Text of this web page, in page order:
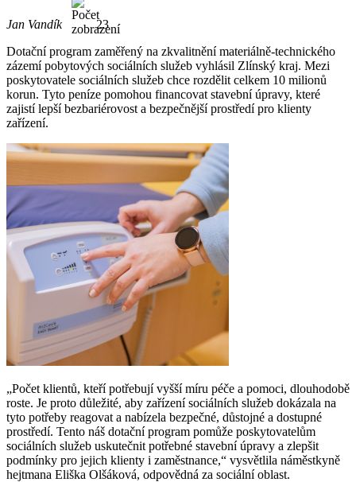
Jan Vandík
23
Dotační program zaměřený na zkvalitnění materiálně-technického
zázemí pobytových sociálních služeb vyhlásil Zlínský kraj. Mezi
poskytovatele sociálních služeb chce rozdělit celkem 10 milionů
korun. Tyto peníze pomohou financovat stavební úpravy, které
zajistí lepší bezbariérovost a bezpečnější prostředí pro klienty
zařízení.
„Počet klientů, kteří potřebují vyšší míru péče a pomoci, dlouhodobě
roste. Je proto důležité, aby zařízení sociálních služeb dokázala na
tyto potřeby reagovat a nabízela bezpečné, důstojné a dostupné
prostředí. Tento náš dotační program pomůže poskytovatelům
sociálních služeb uskutečnit potřebné stavební úpravy a zlepšit
podmínky pro jejich klienty i zaměstnance,“ vysvětlila náměstkyně
hejtmana Eliška Olšáková, odpovědná za sociální oblast.